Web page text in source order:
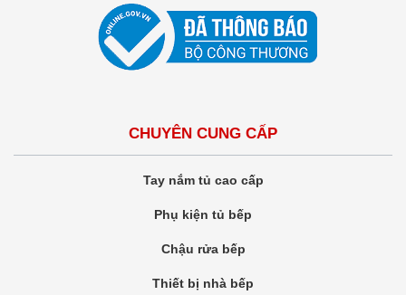
CHUYÊN CUNG CẤP
Tay nắm tủ cao cấp
Phụ kiện tủ bếp
Chậu rửa bếp
Thiết bị nhà bếp